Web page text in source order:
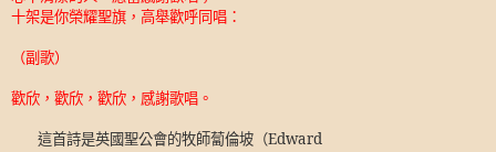
十架是你榮耀聖旗，高舉歡呼同唱：
（副歌）
歡欣，歡欣，歡欣，感謝歌唱。
這首詩是英國聖公會的牧師蔔倫坡（Edward